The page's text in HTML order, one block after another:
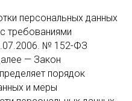
персональных данных
требованиями
№ 152-ФЗ
— Закон
порядок
и меры